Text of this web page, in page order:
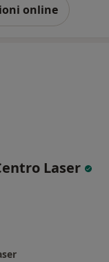
online
Laser